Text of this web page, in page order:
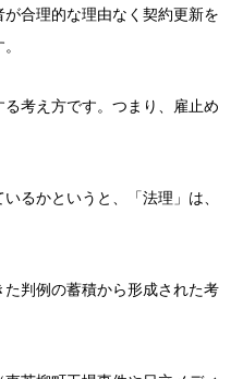
が合理的な理由なく契約更新を
考え方です。つまり、雇止め
るかというと、「法理」は、
判例の蓄積から形成された考